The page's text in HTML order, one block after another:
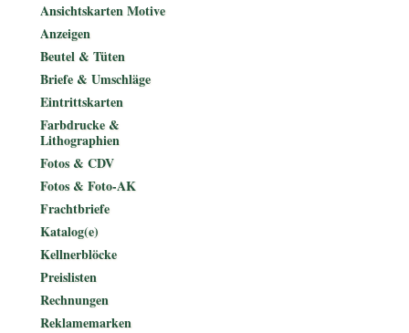
Ansichtskarten Motive
Anzeigen
Beutel & Tüten
Briefe & Umschläge
Eintrittskarten
Farbdrucke &
Lithographien
Fotos & CDV
Fotos & Foto-AK
Frachtbriefe
Katalog(e)
Kellnerblöcke
Preislisten
Rechnungen
Reklamemarken